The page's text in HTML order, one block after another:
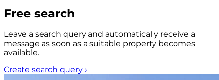
Free search
Leave a search query and automatically receive a
message as soon as a suitable property becomes
available.
Create search query ›